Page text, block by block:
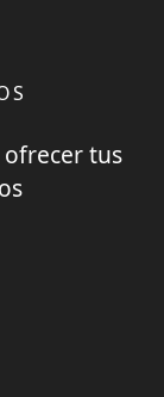
tus